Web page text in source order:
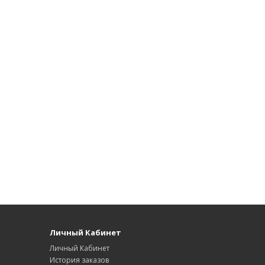
Личный Кабинет
Личный Кабинет
История заказов